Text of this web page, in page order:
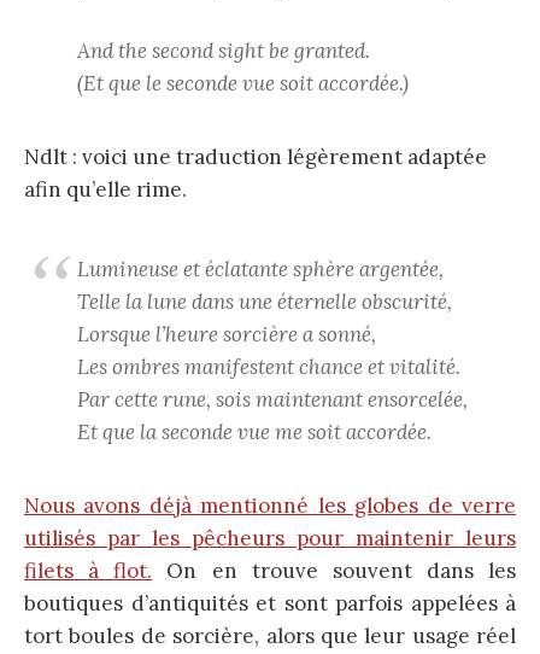
And the second sight be granted.
(Et que le seconde vue soit accordée.)
Ndlt : voici une traduction légèrement adaptée
afin qu’elle rime.
Lumineuse et éclatante sphère argentée,
Telle la lune dans une éternelle obscurité,
Lorsque l’heure sorcière a sonné,
Les ombres manifestent chance et vitalité.
Par cette rune, sois maintenant ensorcelée,
Et que la seconde vue me soit accordée.
Nous avons déjà mentionné les globes de verre
utilisés par les pêcheurs pour maintenir leurs
filets à flot. On en trouve souvent dans les
boutiques d’antiquités et sont parfois appelées à
tort boules de sorcière, alors que leur usage réel